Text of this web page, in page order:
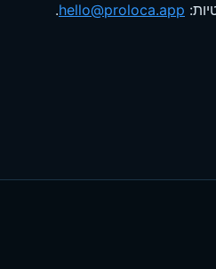
hello@proloca.app
.